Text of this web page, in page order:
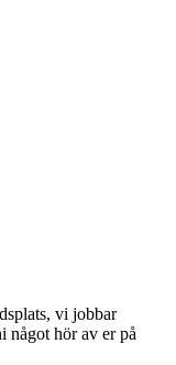
vi jobbar
något hör av er på